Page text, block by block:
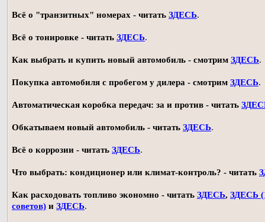
Всё о "транзитных" номерах - читать ЗДЕСЬ.
Всё о тонировке - читать ЗДЕСЬ.
Как выбрать и купить новый автомобиль - смотрим ЗДЕСЬ.
Покупка автомобиля с пробегом у дилера - смотрим ЗДЕСЬ.
Автоматическая коробка передач: за и против - читать
Обкатываем новый автомобиль - читать ЗДЕСЬ.
Всё о коррозии - читать ЗДЕСЬ.
Что выбрать: кондиционер или климат-контроль? - читать
Как расходовать топливо экономно - читать ЗДЕСЬ, ЗДЕСЬ
советов) и ЗДЕСЬ.